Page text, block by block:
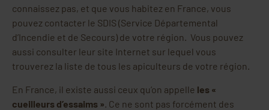
connaissez pas, et que vous habitez en France, vous
pouvez contacter le SDIS (Service Départemental
d’Incendie et de Secours) de votre région. Vous pouvez
aussi consulter leur site Internet sur lequel vous
trouverez la liste de tous les apiculteurs de votre région.
En France, il existe aussi ceux qu’on appelle les «
cueilleurs d’essaims ». Ce ne sont pas forcément des